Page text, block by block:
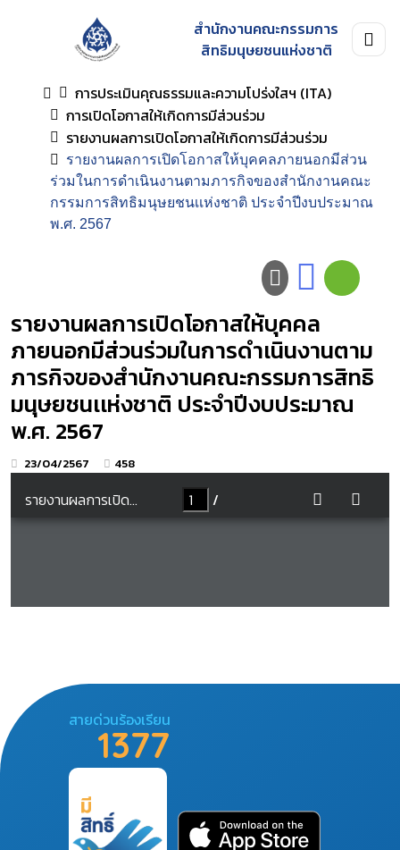
สำนักงานคณะกรรมการ
สิทธิมนุษยชนแห่งชาติ
การประเมินคุณธรรมและความโปร่งใสฯ (ITA)
การเปิดโอกาสให้เกิดการมีส่วนร่วม
รายงานผลการเปิดโอกาสให้เกิดการมีส่วนร่วม
รายงานผลการเปิดโอกาสให้บุคคลภายนอกมีส่วน
ร่วมในการดำเนินงานตามภารกิจของสำนักงานคณะ
กรรมการสิทธิมนุษยชนเเห่งชาติ ประจำปีงบประมาณ
พ.ศ. 2567
รายงานผลการเปิดโอกาสให้บุคคล
ภายนอกมีส่วนร่วมในการดำเนินงานตาม
ภารกิจของสำนักงานคณะกรรมการสิทธิ
มนุษยชนเเห่งชาติ ประจำปีงบประมาณ
พ.ศ. 2567
23/04/2567 458
สายด่วนร้องเรียน
1377